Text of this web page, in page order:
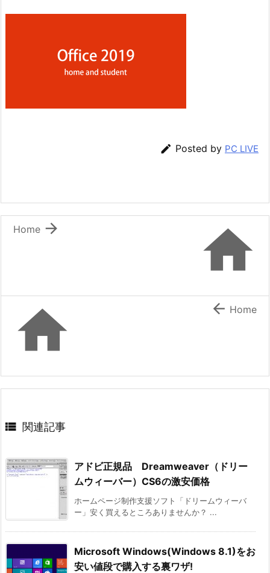
 Posted by PC LIVE


Home
  Home
 関連記事
アドビ正規品 Dreamweaver（ドリー
ムウィーバー）CS6の激安価格
ホームページ制作支援ソフト「ドリームウィーバ
ー」安く買えるところありませんか？ ...
Microsoft Windows(Windows 8.1)をお
安い値段で購入する裏ワザ!